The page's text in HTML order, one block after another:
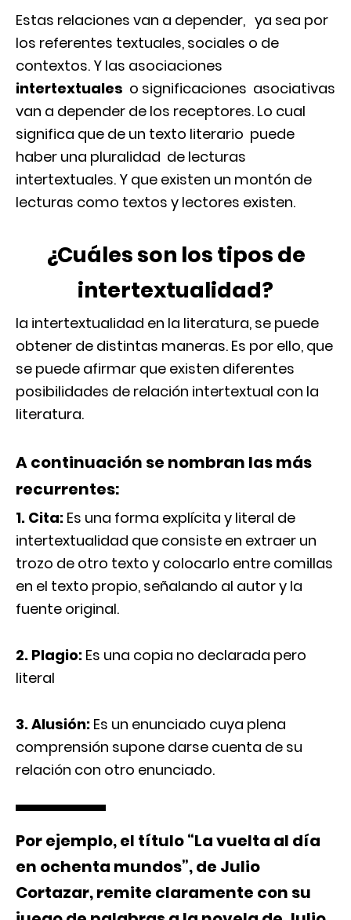
Estas relaciones van a depender, ya sea por
los referentes textuales, sociales o de
contextos. Y las asociaciones
intertextuales o significaciones asociativas
van a depender de los receptores. Lo cual
significa que de un texto literario puede
haber una pluralidad de lecturas
intertextuales. Y que existen un montón de
lecturas como textos y lectores existen.
¿Cuáles son los tipos de
intertextualidad?
la intertextualidad en la literatura, se puede
obtener de distintas maneras. Es por ello, que
se puede afirmar que existen diferentes
posibilidades de relación intertextual con la
literatura.
A continuación se nombran las más
recurrentes:
1. Cita: Es una forma explícita y literal de
intertextualidad que consiste en extraer un
trozo de otro texto y colocarlo entre comillas
en el texto propio, señalando al autor y la
fuente original.
2. Plagio: Es una copia no declarada pero
literal
3. Alusión: Es un enunciado cuya plena
comprensión supone darse cuenta de su
relación con otro enunciado.
Por ejemplo, el título “La vuelta al día
en ochenta mundos”, de Julio
Cortazar, remite claramente con su